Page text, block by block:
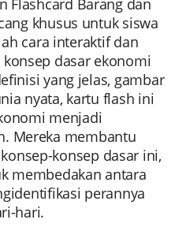
Flashcard Barang dan
khusus untuk siswa
cara interaktif dan
dasar ekonomi
yang jelas, gambar
nyata, kartu flash ini
menjadi
Mereka membantu
konsep dasar ini,
membedakan antara
perannya
hari.